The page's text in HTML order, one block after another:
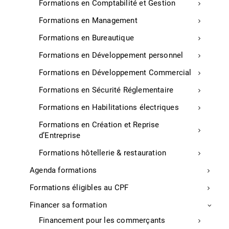
Formations en Comptabilité et Gestion
Formations en Management
Formations en Bureautique
Formations en Développement personnel
Formations en Développement Commercial
Formations en Sécurité Réglementaire
Formations en Habilitations électriques
Formations en Création et Reprise
d’Entreprise
Formations hôtellerie & restauration
Agenda formations
Formations éligibles au CPF
Financer sa formation
Financement pour les commerçants
galeries commerciales du Grand Moun (65 boutiques)
aux annonces gouvernementales n’autorisant plus les
centres commerciaux de plus de 20 000m² à ouvrir
Projet
Projet de restaurant inter-entreprises à
Tarnos
A Tarnos, le projet de restaurant inter-enteprises sur la
zone industrielle est relancé, la Communauté de
Communes étant assurée du soutien de l’Etat (1,7
million d’euros) pour cet investissement de 7,7
millions d’euros au total.
Sud Ouest, P.23, samedi 30 janvier 2021